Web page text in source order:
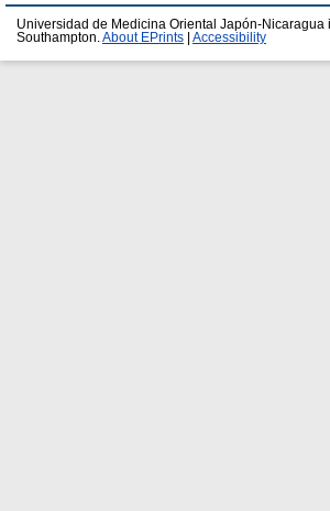
Universidad de Medicina Oriental Japón-Nicaragua
Southampton. About EPrints Accessibility